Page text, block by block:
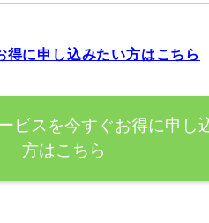
得に申し込みたい方はこちら
ビスを今すぐお得に申し
方はこちら